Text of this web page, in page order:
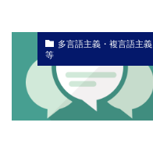
多言語主義・複言語主義
等